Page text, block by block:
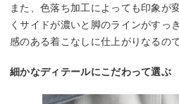
また、色落ち加工によっても印象が
くサイドが濃いと脚のラインがすっ
感のある着こなしに仕上がりなるの
細かなディテールにこだわって選ぶ